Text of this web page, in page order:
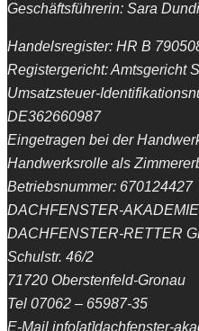
Geschäftsführerin: Sara
Handelsregister: HR B
Registergericht: Amtsgericht
Umsatzsteuer-
DE362660987
Eingetragen bei der
Handwerksrolle als
Betriebsnummer: 670124427
DACHFENSTER-
DACHFENSTER-RETTER
Schulstr. 46/2
71720 Oberstenfeld-Gronau
Tel 07062 – 65987-35
E-Mail info[at]dachfenster-